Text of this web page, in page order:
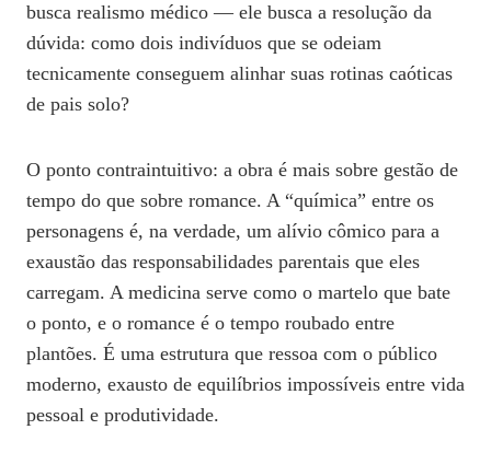
busca realismo médico — ele busca a resolução da
dúvida: como dois indivíduos que se odeiam
tecnicamente conseguem alinhar suas rotinas caóticas
de pais solo?
O ponto contraintuitivo: a obra é mais sobre gestão de
tempo do que sobre romance. A “química” entre os
personagens é, na verdade, um alívio cômico para a
exaustão das responsabilidades parentais que eles
carregam. A medicina serve como o martelo que bate
o ponto, e o romance é o tempo roubado entre
plantões. É uma estrutura que ressoa com o público
moderno, exausto de equilíbrios impossíveis entre vida
pessoal e produtividade.